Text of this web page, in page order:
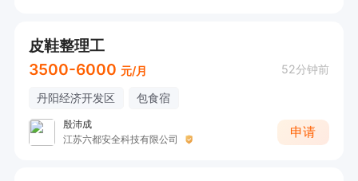
皮鞋整理工
3500-6000 元/月 52分钟前
丹阳经济开发区 包食宿
殷沛成
江苏六都安全科技有限公司
申请